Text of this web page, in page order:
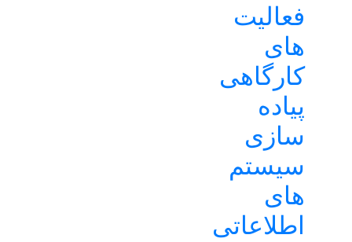
فعالیت
های
کارگاهی
پیاده
سازی
سیستم
های
اطلاعاتی